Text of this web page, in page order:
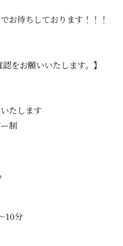
お待ちしております！！！
をお願いいたします。】
たします
制
10分